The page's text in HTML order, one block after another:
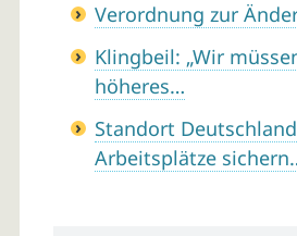
Verordnung zur
Klingbeil: „Wir
höheres…
Standort
Arbeitsplätze